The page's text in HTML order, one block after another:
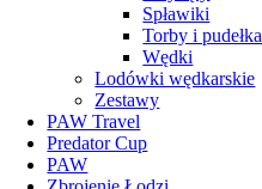
Spławiki
Torby i pudełka
Wędki
Lodówki wędkarskie
Zestawy
PAW Travel
Predator Cup
PAW